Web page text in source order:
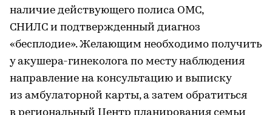
наличие действующего полиса ОМС,
СНИЛС и подтвержденный диагноз
«бесплодие». Желающим необходимо получить
у акушера-гинеколога по месту наблюдения
направление на консультацию и выписку
из амбулаторной карты, а затем обратиться
в региональный Центр планирования семьи